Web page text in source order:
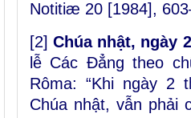
Notitiæ 20 [1984],
[2]Chúa nhật, ngày
lễ Các Đẳng theo
Rôma: “Khi ngày 2
Chúa nhật, vẫn phải